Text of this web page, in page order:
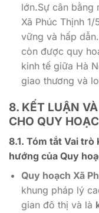
lớn.Sự cân bằng
Xã Phúc Thịnh
vững và hấp
còn được quy
kinh tế giữa Hà
giao thương và
8. KẾT LUẬN
CHO QUY
8.1. Tóm tắt Vai
hướng của Quy
Quy hoạch Xã
khung pháp lý
gian đô thị và là